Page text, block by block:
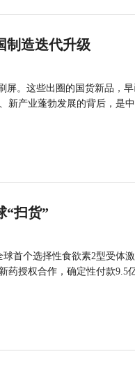
制造迭代升级
屏。这些出圈的国货新品，
新产业蓬勃发展的背后，是中
“扫货”
首个选择性食欲素2型受体
药授权合作，确定性付款